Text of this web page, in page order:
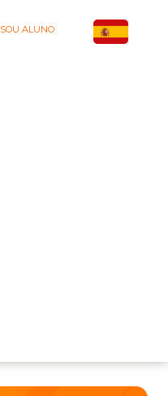
SOU ALUNO